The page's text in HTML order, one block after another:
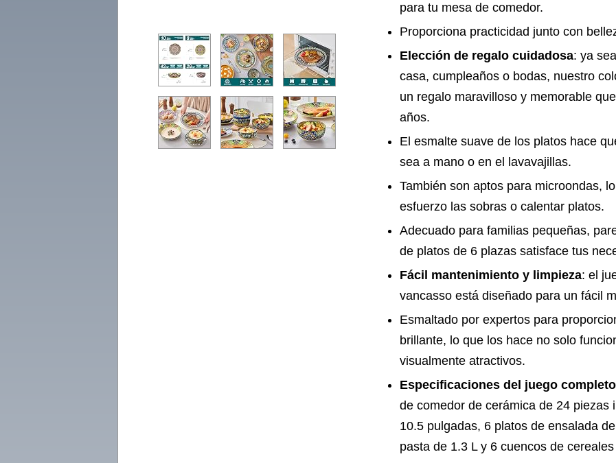
para tu mesa de comedor.
Proporciona practicidad junto con
Elección de regalo cuidadosa: ya
casa, cumpleaños o bodas, nuestro
un regalo maravilloso y memorable
años.
El esmalte suave de los platos hace
sea a mano o en el lavavajillas.
También son aptos para microondas,
esfuerzo las sobras o calentar platos.
Adecuado para familias pequeñas,
de platos de 6 plazas satisface tus
Fácil mantenimiento y limpieza: el
vancasso está diseñado para un fácil
Esmaltado por expertos para
brillante, lo que los hace no solo
visualmente atractivos.
Especificaciones del juego
de comedor de cerámica de 24 piezas
10.5 pulgadas, 6 platos de ensalada
pasta de 1.3 L y 6 cuencos de